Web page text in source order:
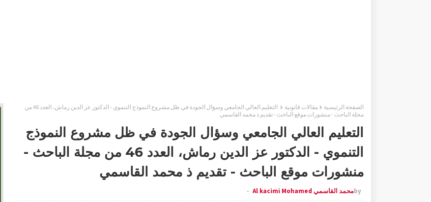
الصفحة الرئيسية مقالات قانونية
التعليم العالي الجامعي وسؤال الجودة في ظل مشروع النموذج التنموي - الدكتور عز الدين رماش، العدد 46 من
مجلة الباحث - منشورات موقع الباحث - تقديم ذ محمد القاسمي
التعليم العالي الجامعي وسؤال الجودة في ظل مشروع النموذج
التنموي - الدكتور عز الدين رماش، العدد 46 من مجلة الباحث -
منشورات موقع الباحث - تقديم ذ محمد القاسمي
byمحمد القاسمي Al kacimi Mohamed